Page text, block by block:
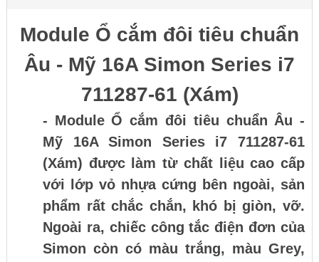
Module Ổ cắm đôi tiêu chuẩn
Âu - Mỹ 16A Simon Series i7
711287-61 (Xám)
- Module Ổ cắm đôi tiêu chuẩn Âu -
Mỹ 16A Simon Series i7 711287-61
(Xám) được làm từ chất liệu cao cấp
với lớp vỏ nhựa cứng bên ngoài, sản
phẩm rất chắc chắn, khó bị giòn, vỡ.
Ngoài ra, chiếc công tắc điện đơn của
Simon còn có màu trắng, màu Grey,